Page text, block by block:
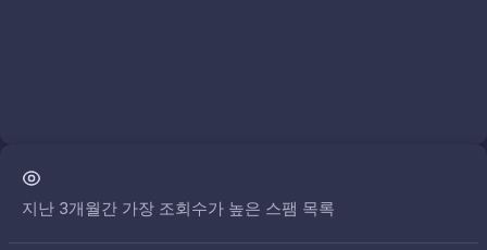
지난 3개월간 가장 조회수가 높은 스팸 목록